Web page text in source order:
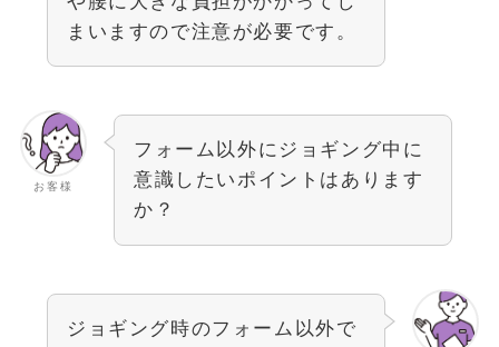
まいますので注意が必要です。
お客様
フォーム以外にジョギング中に
意識したいポイントはあります
か？
ジョギング時のフォーム以外で